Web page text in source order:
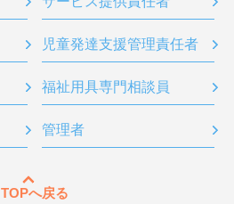
児童発達支援管理責任者
福祉用具専門相談員
管理者
TOPへ戻る